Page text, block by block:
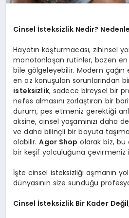
Cinsel İsteksizlik Nedir?
Hayatın koşturmacası, zihinsel
monotonlaşan rutinler, bazen
bile gölgeleyebilir. Modern çağın
en az konuşulan sorunlarından
isteksizlik, sadece bireysel bir
nefes almasını zorlaştıran bir
durum, pes etmeniz gerektiği
aksine, cinsel yaşamınızı daha
ve daha bilinçli bir boyuta
olabilir.Agor Shop olarak biz, bu
bir keşif yolculuğuna çevirmeniz
İşte cinsel isteksizliği aşmanın
dünyasının size sunduğu
Cinsel İsteksizlik Bir Kader